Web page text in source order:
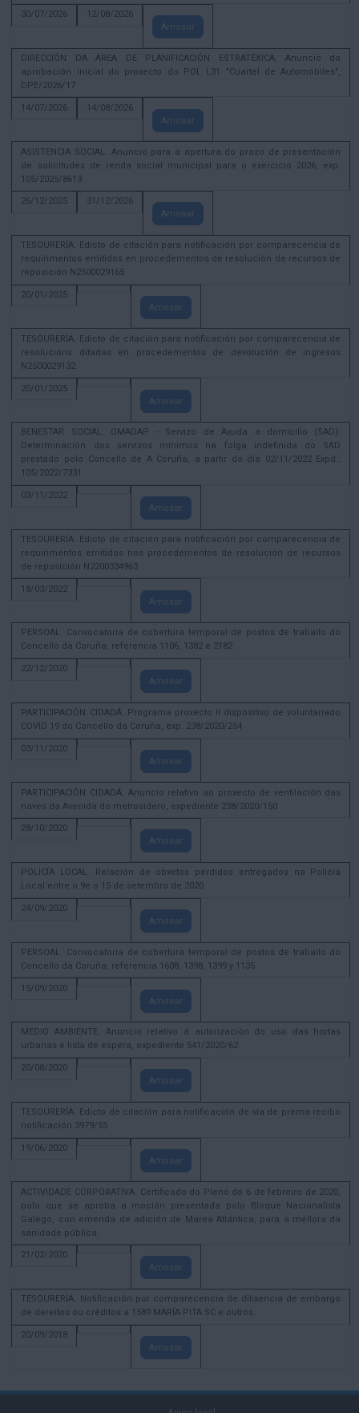
30/07/2026
12/08/2026
Amosar
DIRECCIÓN DA ÁREA DE PLANIFICACIÓN ESTRATÉXICA. Anuncio da
aprobación inicial do proxecto do POL L31 "Cuartel de Automóbiles",
DPE/2026/17
14/07/2026
14/08/2026
Amosar
ASISTENCIA SOCIAL. Anuncio para a apertura do prazo de presentación
de solicitudes de renda social municipal para o exercicio 2026, exp.
105/2025/8613
26/12/2025
31/12/2026
Amosar
TESOURERÍA. Edicto de citación para notificación por comparecencia de
requirimentos emitidos en procedementos de resolución de recursos de
reposición N2500029165
20/01/2025
Amosar
TESOURERÍA. Edicto de citación para notificación por comparecencia de
resolucións ditadas en procedementos de devolución de ingresos
N2500029132
20/01/2025
Amosar
BENESTAR SOCIAL. OMADAP - Servizo de Axuda a domicilio (SAD):
Determinación dos servizos mínimos na folga indefinida do SAD
prestado polo Concello de A Coruña, a partir do día 02/11/2022 Expd.:
105/2022/7331
03/11/2022
Amosar
TESOURERÍA. Edicto de citación para notificación por comparecencia de
requirimentos emitidos nos procedementos de resolución de recursos
de reposición N2200334963
18/03/2022
Amosar
PERSOAL. Convocatoria de cobertura temporal de postos de traballo do
Concello da Coruña, referencia 1106, 1382 e 2182
22/12/2020
Amosar
PARTICIPACIÓN CIDADÁ. Programa proxecto II dispositivo de voluntariado
COVID 19 do Concello da Coruña, exp. 238/2020/254
03/11/2020
Amosar
PARTICIPACIÓN CIDADÁ. Anuncio relativo ao proxecto de ventilación das
naves da Avenida do metrosidero, expediente 238/2020/150
28/10/2020
Amosar
POLICÍA LOCAL. Relación de obxetos perdidos entregados na Policía
Local entre o 9e o 15 de setembro de 2020
24/09/2020
Amosar
PERSOAL. Convocatoria de cobertura temporal de postos de traballo do
Concello da Coruña, referencia 1608, 1398, 1399 y 1135
15/09/2020
Amosar
MEDIO AMBIENTE. Anuncio relativo á autorización do uso das hortas
urbanas e lista de espera, expediente 541/2020/62
20/08/2020
Amosar
TESOURERÍA. Edicto de citación para notificación de vía de prema recibo
notificación 3979/55
19/06/2020
Amosar
ACTIVIDADE CORPORATIVA. Certificado do Pleno do 6 de febreiro de 2020,
polo que se aproba a moción presentada polo Bloque Nacionalista
Galego, con emenda de adición de Marea Atlántica, para a mellora da
sanidade pública.
21/02/2020
Amosar
TESOURERÍA. Notificación por comparecencia de dilixencia de embargo
de dereitos ou créditos a 1589 MARÍA PITA SC e outros.
20/09/2018
Amosar